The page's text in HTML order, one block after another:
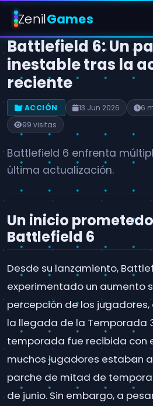
ZenilGames
Battlefield 6: Un
inestable tras la
reciente
ACCIÓN 13 Jun 2026
6
99 visitas
Battlefield 6 enfrenta
última actualización.
Un inicio
Battlefield 6
Desde su lanzamiento,
experimentado un aumento
percepción de los
la llegada de la Temporada
temporada fue recibida con
muchos jugadores estaban
parche de mitad de
de junio. Sin embargo, a